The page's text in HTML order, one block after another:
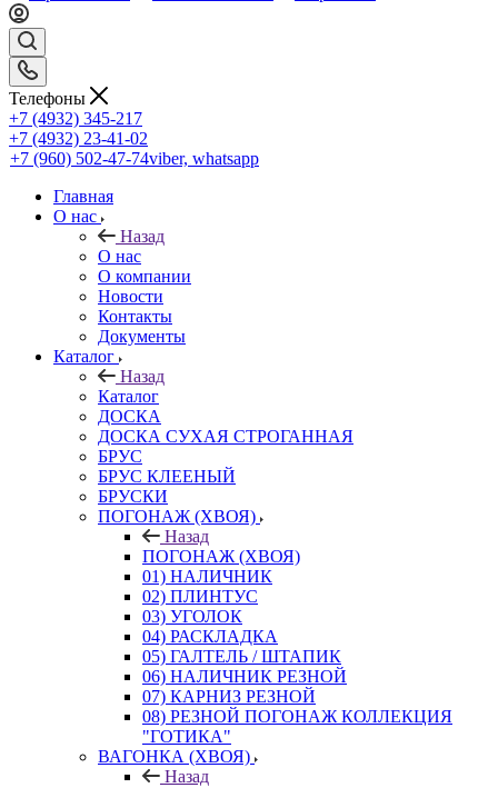
Телефоны
+7 (4932) 345-217
+7 (4932) 23-41-02
+7 (960) 502-47-74viber, whatsapp
Главная
О нас
Назад
О нас
О компании
Новости
Контакты
Документы
Каталог
Назад
Каталог
ДОСКА
ДОСКА СУХАЯ СТРОГАННАЯ
БРУС
БРУС КЛЕЕНЫЙ
БРУСКИ
ПОГОНАЖ (ХВОЯ)
Назад
ПОГОНАЖ (ХВОЯ)
01) НАЛИЧНИК
02) ПЛИНТУС
03) УГОЛОК
04) РАСКЛАДКА
05) ГАЛТЕЛЬ / ШТАПИК
06) НАЛИЧНИК РЕЗНОЙ
07) КАРНИЗ РЕЗНОЙ
08) РЕЗНОЙ ПОГОНАЖ КОЛЛЕКЦИЯ
"ГОТИКА"
ВАГОНКА (ХВОЯ)
Назад